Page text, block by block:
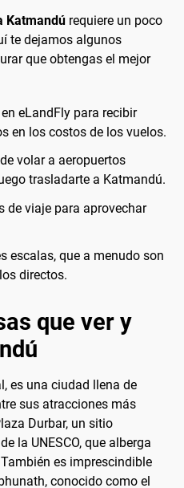
Katmandú requiere un poco
te dejamos algunos
que obtengas el mejor
eLandFly para recibir
en los costos de los vuelos.
volar a aeropuertos
trasladarte a Katmandú.
de viaje para aprovechar
escalas, que a menudo son
directos.
que ver y
es una ciudad llena de
sus atracciones más
Durbar, un sitio
la UNESCO, que alberga
es imprescindible
conocido como el